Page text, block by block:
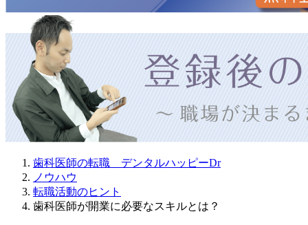
歯科医師の転職 デンタルハッピーDr
ノウハウ
転職活動のヒント
歯科医師が開業に必要なスキルとは？